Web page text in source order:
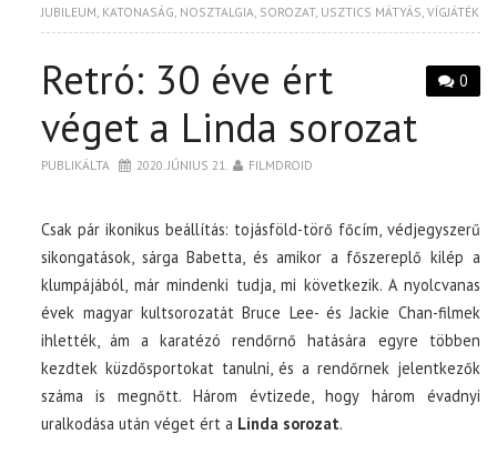
JUBILEUM, KATONASÁG, NOSZTALGIA, SOROZAT, USZTICS MÁTYÁS,VÍGJÁTÉK
0
Retró: 30 éve ért
véget a Linda sorozat
PUBLIKÁLTA 2020. JÚNIUS 21. FILMDROID
Csak pár ikonikus beállítás: tojásföld-törő főcím, védjegyszerű
sikongatások, sárga Babetta, és amikor a főszereplő kilép a
klumpájából, már mindenki tudja, mi következik. A nyolcvanas
évek magyar kultsorozatát Bruce Lee- és Jackie Chan-filmek
ihlették, ám a karatézó rendőrnő hatására egyre többen
kezdtek küzdősportokat tanulni, és a rendőrnek jelentkezők
száma is megnőtt. Három évtizede, hogy három évadnyi
uralkodása után véget ért a Linda sorozat.